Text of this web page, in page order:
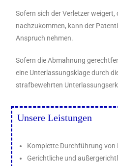
Sofern sich der Verletzer
nachzukommen, kann der
Anspruch nehmen.
Sofern die Abmahnung
eine Unterlassungsklage durch
strafbewehrten
Unsere Leistungen
Komplette Durchführung
Gerichtliche und